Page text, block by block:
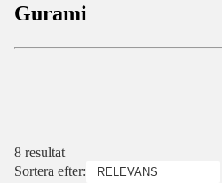
Gurami
8 resultat
Sortera efter: